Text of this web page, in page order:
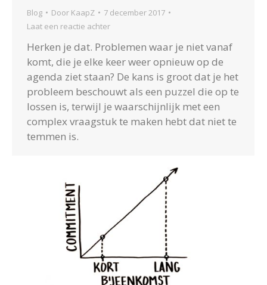
Blog Door KaapZ
7 december 2017
Laat een reactie achter
Herken je dat. Problemen waar je niet vanaf
komt, die je elke keer weer opnieuw op de
agenda ziet staan? De kans is groot dat je het
probleem beschouwt als een puzzel die op te
lossen is, terwijl je waarschijnlijk met een
complex vraagstuk te maken hebt dat niet te
temmen is.